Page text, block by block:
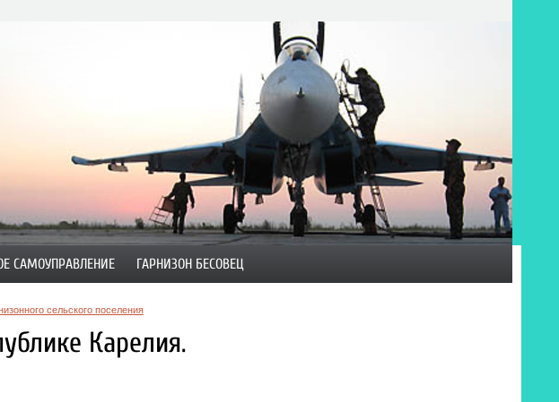
САМОУПРАВЛЕНИЕ ГАРНИЗОН БЕСОВЕЦ
сельского поселения
Карелия.